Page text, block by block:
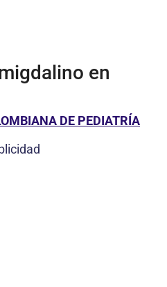
en
DE PEDIATRÍA